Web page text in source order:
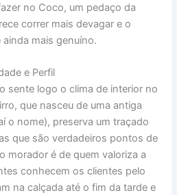
no Coco, um pedaço da
correr mais devagar e o
mais genuíno.
e Perfil
sente logo o clima de interior no
que nasceu de uma antiga
o nome), preserva um traçado
que são verdadeiros pontos de
morador é de quem valoriza a
conhecem os clientes pelo
na calçada até o fim da tarde e